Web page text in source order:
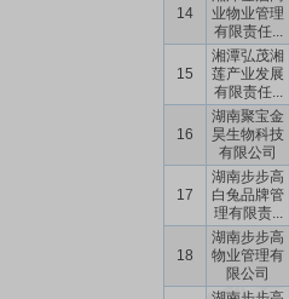
14
业物业管理
有限责任...
15
湘潭弘茂湘
莲产业发展
有限责任...
16
湖南聚宝金
昊生物科技
有限公司
17
湖南步步高
白兔品牌管
理有限责...
18
湖南步步高
物业管理有
限公司